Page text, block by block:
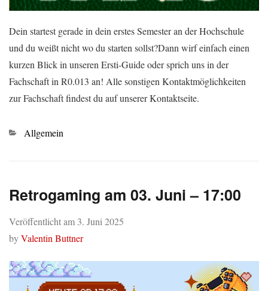
Dein startest gerade in dein erstes Semester an der Hochschule
und du weißt nicht wo du starten sollst?Dann wirf einfach einen
kurzen Blick in unseren Ersti-Guide oder sprich uns in der
Fachschaft in R0.013 an! Alle sonstigen Kontaktmöglichkeiten
zur Fachschaft findest du auf unserer Kontaktseite.
Kategorien
Allgemein
Retrogaming am 03. Juni – 17:00
Veröffentlicht am 3. Juni 2025
byValentin Buttner